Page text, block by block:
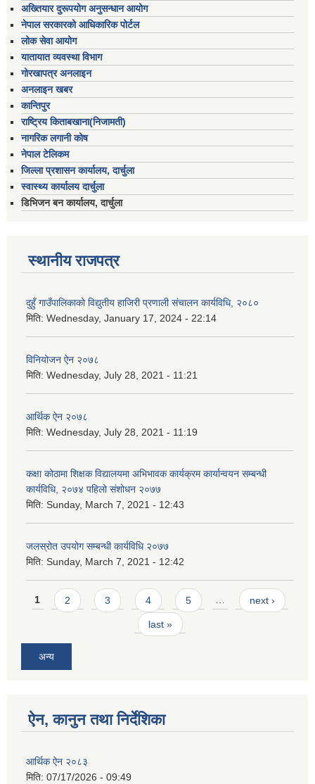
अख्तियार दुरूपयोग अनुसन्धान आयोग
नेपाल सरकारको आधिकारिक पोर्टल
लोक सेवा आयोग
यातायात व्यवस्था विभाग
गोरखापत्र अनलाइन
अनलाइन खबर
कान्तिपुर
राष्ट्रिय किताबखाना(निजामती)
नागरिक लगानी कोष
नेपाल टेलिकम
जिल्ला प्रशासन कार्यालय, दार्चुला
स्वास्थ्य कार्यालय दार्चुला
डिभिजन बन कार्यालय, दार्चुला
स्थानीय राजपत्र
दुहुँ गाउँपालिकाको विद्युतीय हाजिरी प्रणाली संचालन कार्यविधि, २०८०
मिति: Wednesday, January 17, 2024 - 22:14
विनियोजन ऐन २०७८
मिति: Wednesday, July 28, 2021 - 11:21
आर्थिक ऐन २०७८
मिति: Wednesday, July 28, 2021 - 11:19
कक्षा कोठामा शिक्षक विद्यालयमा अभिभावक कार्यक्रम कार्यान्वयन सम्बन्धी
कार्यविधि, २०७४ पहिलो संशोधन २०७७
मिति: Sunday, March 7, 2021 - 12:43
जलस्रोत उपयोग सम्बन्धी कार्यविधि २०७७
मिति: Sunday, March 7, 2021 - 12:42
Pages
1 2 3 4 5 … next ›
last »
अन्य
ऐन, कानुन तथा निर्देशिका
आर्थिक ऐन २०८३
मिति: 07/17/2026 - 09:49